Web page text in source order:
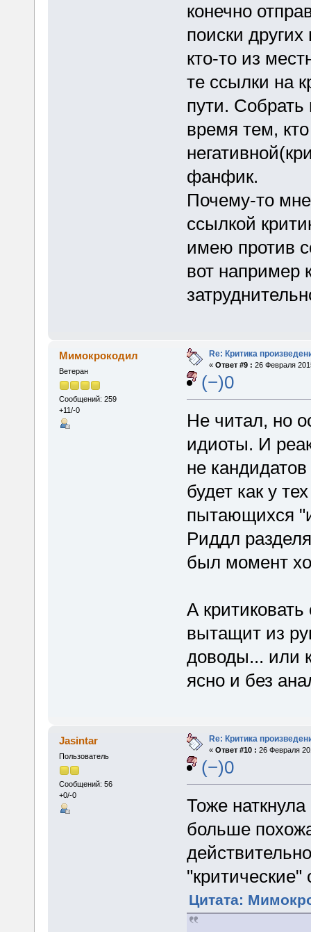
конечно
поиски
кто-то из
те ссылки на
пути.
время тем,
фанфик.
Почему-то
ссылкой
имею против
вот например
Мимокрокодил
Ветеран
Сообщений: 259
+11/-0
Re: Критика
« Ответ #9 : 26 Февраля
(−)0
Не читал, но
идиоты. И
не
будет как у
пытающихся
Риддл
был момент
А
вытащит из
доводы... или
ясно и без
Jasintar
Пользователь
Сообщений: 56
+0/-0
Re: Критика
« Ответ #10 : 26 Февраля
(−)0
Тоже
больше
"критические"
Цитата: